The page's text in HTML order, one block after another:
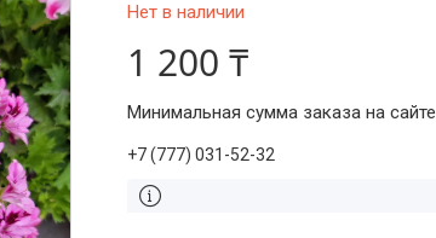
Нет в наличии
1 200 ₸
Минимальная сумма заказа на
+7 (777) 031-52-32